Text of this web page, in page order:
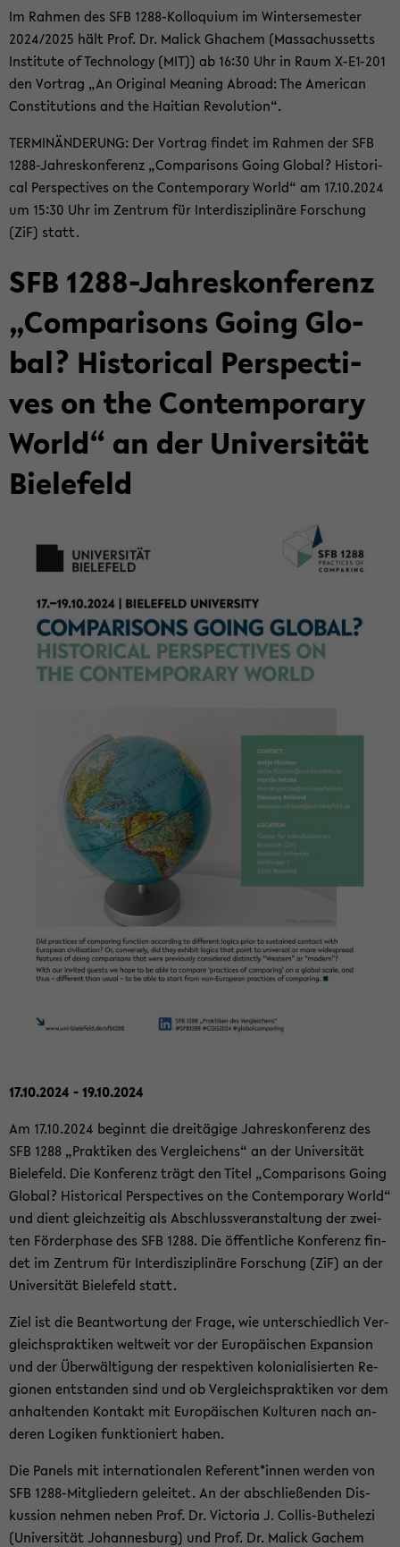
Im Rah­men des SFB 1288-​Kolloquium im Win­ter­se­mes­ter
2024/2025 hält Prof. Dr. Malick Gha­chem (Mas­sa­chus­setts
In­sti­tu­te of Tech­no­lo­gy (MIT)) ab 16:30 Uhr in Raum X-​E1-201
den Vor­trag „An Ori­gi­nal Me­a­ning Ab­road: The Ame­ri­can
Con­sti­tu­ti­ons and the Hai­ti­an Re­vo­lu­ti­on“.
TER­MIN­ÄN­DE­RUNG: Der Vor­trag fin­det im Rah­men der SFB
1288-​Jahreskonferenz „Com­pa­ri­sons Going Glo­bal? His­to­ri­
cal Per­spec­ti­ves on the Con­tem­pora­ry World“ am 17.10.2024
um 15:30 Uhr im Zen­trum für In­ter­dis­zi­pli­nä­re For­schung
(ZiF) statt.
SFB 1288-​Jahreskonferenz
„Com­pa­ri­sons Going Glo­
bal? His­to­ri­cal Per­spec­ti­
ves on the Con­tem­pora­ry
World“ an der Uni­ver­si­tät
Bie­le­feld
17.10.2024 - 19.10.2024
Am 17.10.2024 be­ginnt die drei­tä­gi­ge Jah­res­kon­fe­renz des
SFB 1288 „Prak­ti­ken des Ver­glei­chens“ an der Uni­ver­si­tät
Bie­le­feld. Die Kon­fe­renz trägt den Titel „Com­pa­ri­sons Going
Glo­bal? His­to­ri­cal Per­spec­ti­ves on the Con­tem­pora­ry World“
und dient gleich­zei­tig als Ab­schluss­ver­an­stal­tung der zwei­
ten För­der­pha­se des SFB 1288. Die öf­fent­li­che Kon­fe­renz fin­
det im Zen­trum für In­ter­dis­zi­pli­nä­re For­schung (ZiF) an der
Uni­ver­si­tät Bie­le­feld statt.
Ziel ist die Be­ant­wor­tung der Frage, wie un­ter­schied­lich Ver­
gleichs­prak­ti­ken welt­weit vor der Eu­ro­päi­schen Ex­pan­si­on
und der Über­wäl­ti­gung der re­spek­ti­ven ko­lo­nia­li­sier­ten Re­
gio­nen ent­stan­den sind und ob Ver­gleichs­prak­ti­ken vor dem
an­hal­ten­den Kon­takt mit Eu­ro­päi­schen Kul­tu­ren nach an­
de­ren Lo­gi­ken funk­tio­niert haben.
Die Pa­nels mit in­ter­na­tio­na­len Re­fe­rent*innen wer­den von
SFB 1288-​Mitgliedern ge­lei­tet. An der ab­schlie­ßen­den Dis­
kus­si­on neh­men neben Prof. Dr. Vic­to­ria J. Collis-​Buthelezi
(Uni­ver­si­tät Jo­han­nes­burg) und Prof. Dr. Malick Ga­chem